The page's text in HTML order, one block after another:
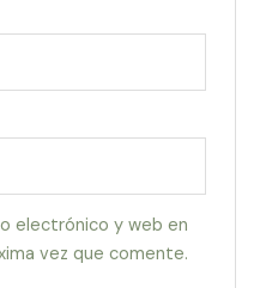
electrónico y web en
vez que comente.